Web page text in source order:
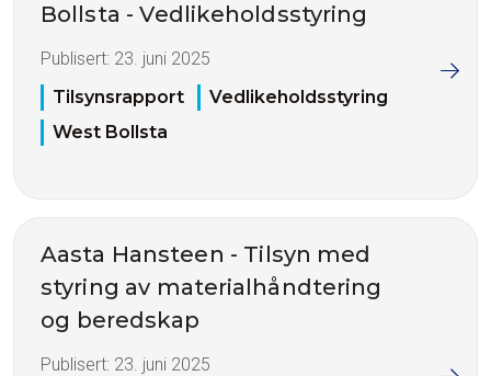
Bollsta - Vedlikeholdsstyring
Publisert: 23. juni 2025
Tilsynsrapport
Vedlikeholdsstyring
West Bollsta
Aasta Hansteen - Tilsyn med
styring av materialhåndtering
og beredskap
Publisert: 23. juni 2025